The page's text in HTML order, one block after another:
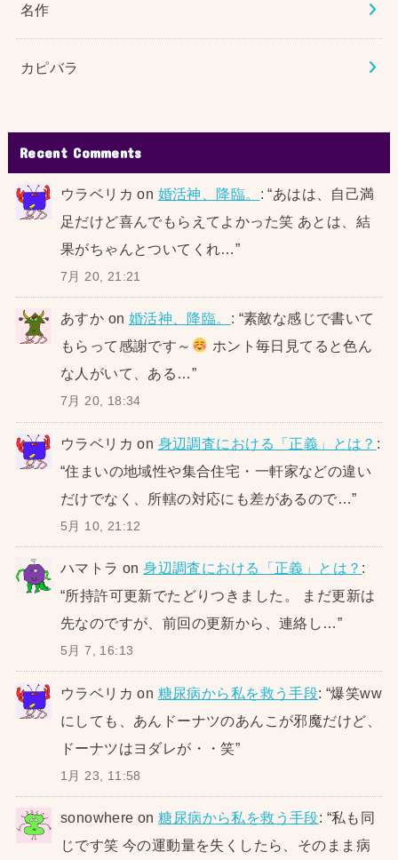
名作
カピバラ
Recent Comments
ウラベリカ on 婚活神、降臨。 : “あはは、自己満
足だけど喜んでもらえてよかった笑 あとは、結
果がちゃんとついてくれ…”
7月 20, 21:21
あすか on 婚活神、降臨。 : “素敵な感じで書いて
もらって感謝です～
ホント毎日見てると色ん
な人がいて、ある…”
7月 20, 18:34
ウラベリカ on 身辺調査における「正義」とは？ :
“住まいの地域性や集合住宅・一軒家などの違い
だけでなく、所轄の対応にも差があるので…”
5月 10, 21:12
ハマトラ on身辺調査における「正義」とは？ :
“所持許可更新でたどりつきました。 まだ更新は
先なのですが、前回の更新から、連絡し…”
5月 7, 16:13
ウラベリカ on 糖尿病から私を救う手段: “爆笑ww
にしても、あんドーナツのあんこが邪魔だけど、
ドーナツはヨダレが・・笑”
1月 23, 11:58
sonowhere on糖尿病から私を救う手段: “私も同
じです笑 今の運動量を失くしたら、そのまま病